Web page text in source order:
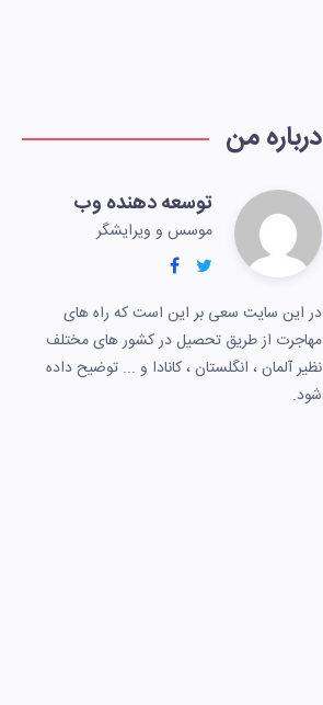
درباره من
توسعه دهنده وب
موسس و ویرایشگر
در این سایت سعی بر این است که راه های
مهاجرت از طریق تحصیل در کشور های مختلف
نظیر آلمان ، انگلستان ، کانادا و ... توضیح داده
شود.